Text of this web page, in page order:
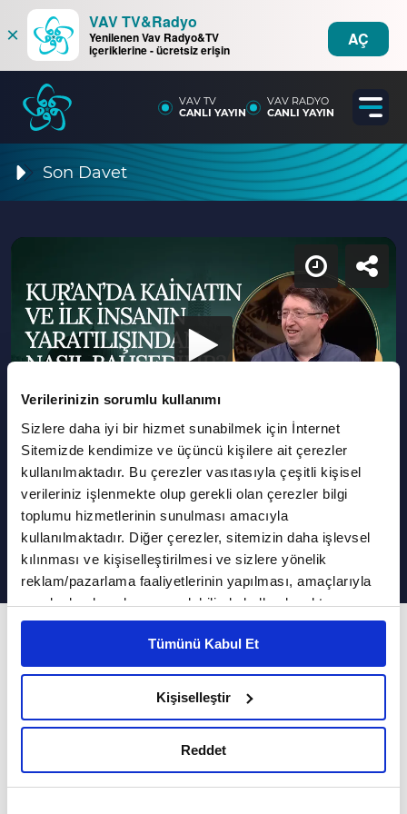
Verilerinizin sorumlu kullanımı
Sizlere daha iyi bir hizmet sunabilmek için İnternet
Sitemizde kendimize ve üçüncü kişilere ait çerezler
kullanılmaktadır. Bu çerezler vasıtasıyla çeşitli kişisel
verileriniz işlenmekte olup gerekli olan çerezler bilgi
toplumu hizmetlerinin sunulması amacıyla
kullanılmaktadır. Diğer çerezler, sitemizin daha işlevsel
kılınması ve kişiselleştirilmesi ve sizlere yönelik
reklam/pazarlama faaliyetlerinin yapılması, amaçlarıyla
sınırlı olarak açık rızanız dahilinde kullanılacaktır.
Çerezlere ilişkin tercihlerinizi çerez paneli vasıtasıyla
belirleyebilirsiniz. Çerezlere ilişkin detaylı bilgi için
Ayarlar butonuna tıklayabilir,Çerez Bilgilendirme
Metnimizi ziyaret edebilirsiniz.
hazırlanmış olan İnternet Sitesi Aydınlatma Metnimizi
okumak ve sitemizi ziyaretiniz kapsamında
gerçekleştirilen veri işleme faaliyetleri ile ilgili daha
Tümünü Kabul Et
Kişiselleştir
Reddet
×
VAV TV&Radyo
Yenilenen Vav Radyo&TV
içeriklerine - ücretsiz erişin
AÇ
VAV TV
CANLI YAYIN
VAV RADYO
CANLI YAYIN
Son Davet
Kur'an'da Kainatın ve İlk İnsanın
Yaratılışı | Son Davet
Son Davet'e bu hafta Prof. Dr. Mehmet Bulgen
Prof. Dr. Özcan Hıdır'ın sunumuyla Son Davet
yeni bölümüyle sizlerle...
Daha Fazla Göster